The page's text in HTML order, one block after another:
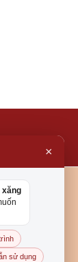
×
xăng
sử dụng